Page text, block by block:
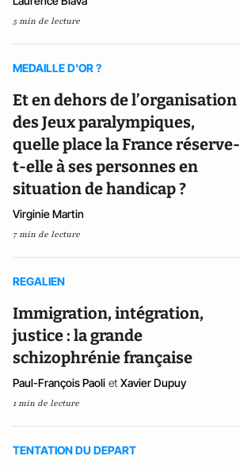
5 min de lecture
MEDAILLE D'OR ?
Et en dehors de l’organisation
des Jeux paralympiques,
quelle place la France réserve-
t-elle à ses personnes en
situation de handicap ?
Virginie Martin
7 min de lecture
REGALIEN
Immigration, intégration,
justice : la grande
schizophrénie française
Paul-François Paoli et Xavier Dupuy
1 min de lecture
TENTATION DU DEPART